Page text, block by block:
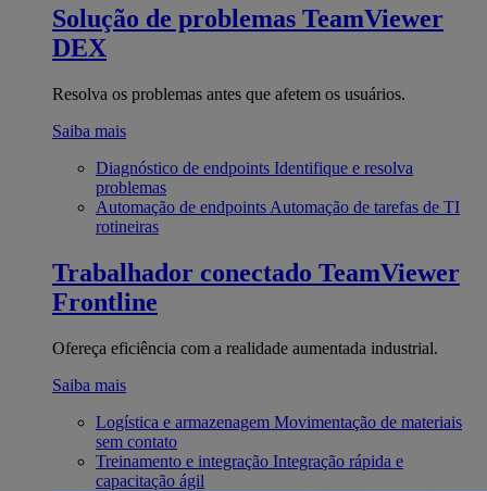
Solução de problemas TeamViewer
DEX
Resolva os problemas antes que afetem os usuários.
Saiba mais
Diagnóstico de endpoints Identifique e resolva
problemas
Automação de endpoints Automação de tarefas de TI
rotineiras
Trabalhador conectado TeamViewer
Frontline
Ofereça eficiência com a realidade aumentada industrial.
Saiba mais
Logística e armazenagem Movimentação de materiais
sem contato
Treinamento e integração Integração rápida e
capacitação ágil